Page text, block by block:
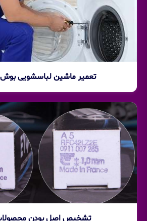
تعمیر ماشین لباسشویی بوش
تشخیص اصل بودن